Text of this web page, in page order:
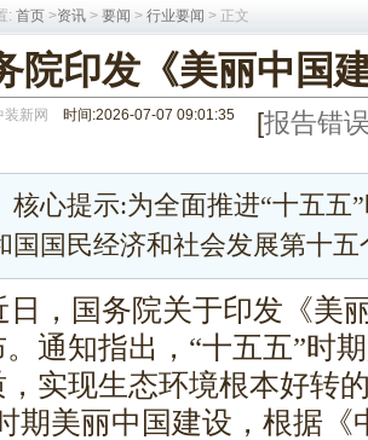
: 首页 >资讯 > 要闻 > 行业要闻 > 正文
院印发《美丽中国
装新网 时间:2026-07-07 09:01:35 [报告错
提示:为全面推进“十五五”
国国民经济和社会发展第十
日，国务院关于印发《美
。通知指出，“十五五”时
，实现生态环境根本好转
期美丽中国建设，根据